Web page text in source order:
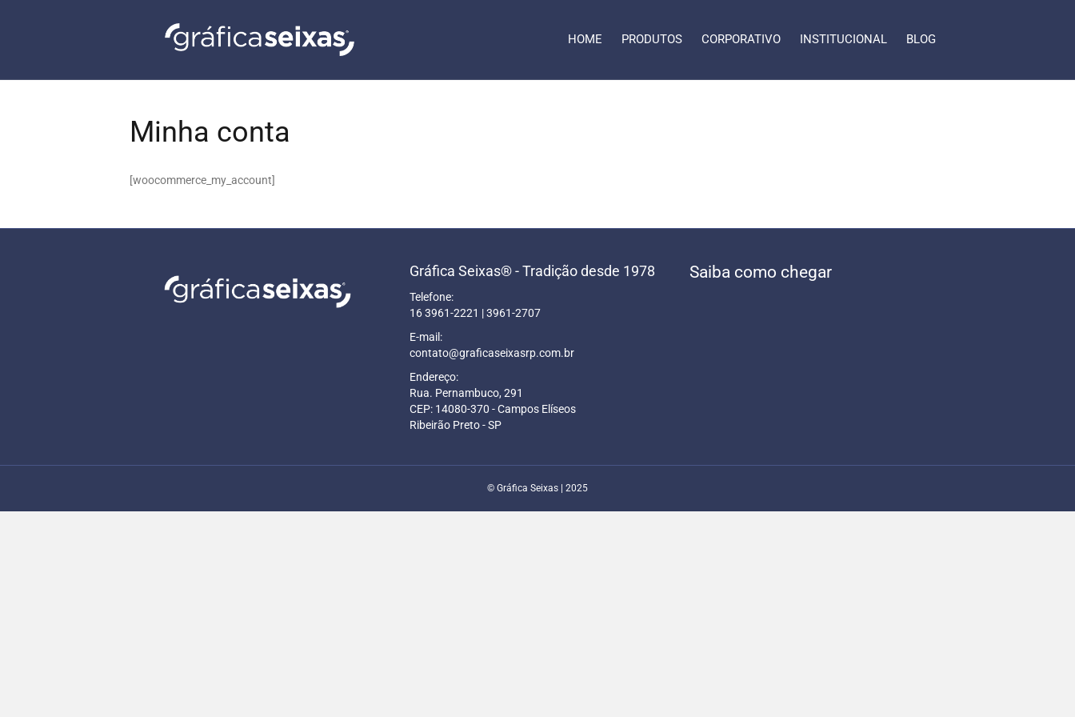
HOME PRODUTOS CORPORATIVO INSTITUCIONAL BLOG
Minha conta
[woocommerce_my_account]
Gráfica Seixas® - Tradição desde 1978
Telefone:
16 3961-2221 | 3961-2707
E-mail:
contato@graficaseixasrp.com.br
Endereço:
Rua. Pernambuco, 291
CEP: 14080-370 - Campos Elíseos
Ribeirão Preto - SP
Saiba como chegar
© Gráfica Seixas | 2025